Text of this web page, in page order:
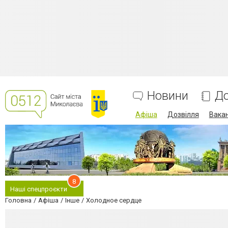
Новини
Афіша Дозвілля
Наші спецпроєкти
8
Головна Афіша Інше Холодное сердце